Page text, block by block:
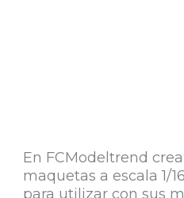
En FCModeltrend
maquetas a escala 1/
para utilizar con sus